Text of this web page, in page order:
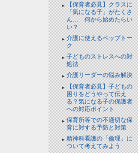
【保育者必見】クラスに
「気になる子」がたくさ
ん… 何から始めたらい
い？
介護に使えるペップトー
ク
子どものストレスへの対
処法
介護リーダーの悩み解決
【保育者必見】子どもの
困りをどうやって伝え
る？気になる子の保護者
への対応ポイント
保育所等での不適切な保
育に対する予防と対策
精神科看護の「倫理」に
ついて考えてみよう